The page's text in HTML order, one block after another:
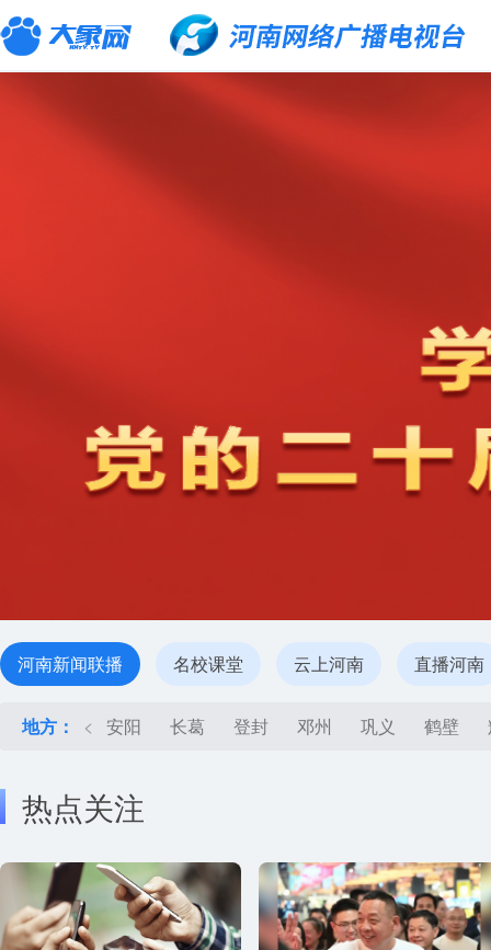
河南新闻联播 名校课堂 云上河南 直播河南
地方： < 安阳 长葛 登封 邓州 巩义 鹤壁
热点关注